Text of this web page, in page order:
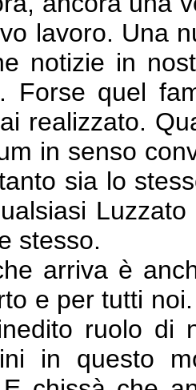
lavoro. Una
notizie in
Forse quel
realizzato.
in senso
sia lo
stesso.
arriva è
e per tutti
ruolo di
in questo